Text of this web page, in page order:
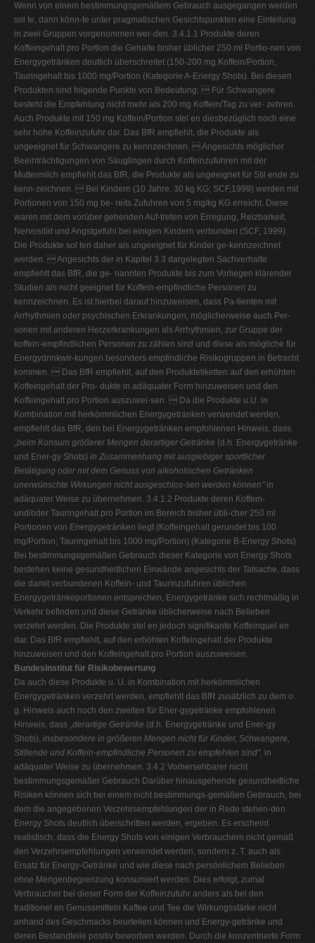
Wenn von einem bestimmungsgemäßem Gebrauch ausgegangen werden
sol te, dann könn-te unter pragmatischen Gesichtspunkten eine Einteilung
in zwei Gruppen vorgenommen wer-den. 3.4.1.1 Produkte deren
Koffeingehalt pro Portion die Gehalte bisher üblicher 250 ml Portio-nen von
Energygetränken deutlich überschreitet (150-200 mg Koffein/Portion,
Tauringehalt bis 1000 mg/Portion (Kategorie A-Energy Shots). Bei diesen
Produkten sind folgende Punkte von Bedeutung:  Für Schwangere
besteht die Empfehlung nicht mehr als 200 mg Koffein/Tag zu ver- zehren.
Auch Produkte mit 150 mg Koffein/Portion stel en diesbezüglich noch eine
sehr hohe Koffeinzufuhr dar. Das BfR empfiehlt, die Produkte als
ungeeignet für Schwangere zu kennzeichnen.  Angesichts möglicher
Beeinträchtigungen von Säuglingen durch Koffeinzufuhren mit der
Muttermilch empfiehlt das BfR, die Produkte als ungeeignet für Stil ende zu
kenn-zeichnen.  Bei Kindern (10 Jahre, 30 kg KG; SCF,1999) werden mit
Portionen von 150 mg be- reits Zufuhren von 5 mg/kg KG erreicht. Diese
waren mit dem vorüber gehenden Auf-treten von Erregung, Reizbarkeit,
Nervosität und Angstgefühl bei einigen Kindern verbunden (SCF, 1999).
Die Produkte sol ten daher als ungeeignet für Kinder ge-kennzeichnet
werden.  Angesichts der in Kapitel 3.3 dargelegten Sachverhalte
empfiehlt das BfR, die ge- nannten Produkte bis zum Vorliegen klärender
Studien als nicht geeignet für Koffein-empfindliche Personen zu
kennzeichnen. Es ist hierbei darauf hinzuweisen, dass Pa-tienten mit
Arrhythmien oder psychischen Erkrankungen, möglicherweise auch Per-
sonen mit anderen Herzerkrankungen als Arrhythmien, zur Gruppe der
koffein-empfindlichen Personen zu zählen sind und diese als mögliche für
Energydrinkwir-kungen besonders empfindliche Risikogruppen in Betracht
kommen.  Das BfR empfiehlt, auf den Produktetiketten auf den erhöhten
Koffeingehalt der Pro- dukte in adäquater Form hinzuweisen und den
Koffeingehalt pro Portion auszuwei-sen.  Da die Produkte u.U. in
Kombination mit herkömmlichen Energygetränken verwendet werden,
empfiehlt das BfR, den bei Energygetränken empfohlenen Hinweis, dass
„beim Konsum größerer Mengen derartiger Getränke (d.h. Energygetränke
und Ener-gy Shots) in Zusammenhang mit ausgiebiger sportlicher
Betätigung oder mit dem Genuss von alkoholischen Getränken
unerwünschte Wirkungen nicht ausgeschlos-sen werden können"in
adäquater Weise zu übernehmen. 3.4.1.2 Produkte deren Koffein-
und/oder Tauringehalt pro Portion im Bereich bisher übli-cher 250 ml
Portionen von Energygetränken liegt (Koffeingehalt gerundet bis 100
mg/Portion; Tauringehalt bis 1000 mg/Portion) (Kategorie B-Energy Shots)
Bei bestimmungsgemäßen Gebrauch dieser Kategorie von Energy Shots
bestehen keine gesundheitlichen Einwände angesichts der Tatsache, dass
die damit verbundenen Koffein- und Taurinzufuhren üblichen
Energygetränkeportionen entsprechen, Energygetränke sich rechtmäßig in
Verkehr befinden und diese Getränke üblicherweise nach Belieben
verzehrt werden. Die Produkte stel en jedoch signifikante Koffeinquel en
dar. Das BfR empfiehlt, auf den erhöhten Koffeingehalt der Produkte
hinzuweisen und den Koffeingehalt pro Portion auszuweisen.
Bundesinstitut für Risikobewertung
Da auch diese Produkte u. U. in Kombination mit herkömmlichen
Energygetränken verzehrt werden, empfiehlt das BfR zusätzlich zu dem o.
g. Hinweis auch noch den zweiten für Ener-gygetränke empfohlenen
Hinweis, dass „derartige Getränke (d.h. Energygetränke und Ener-gy
Shots), insbesondere in größeren Mengen nicht für Kinder, Schwangere,
Stillende und Koffein-empfindliche Personen zu empfehlen sind", in
adäquater Weise zu übernehmen. 3.4.2 Vorhersehbarer nicht
bestimmungsgemäßer Gebrauch Darüber hinausgehende gesundheitliche
Risiken können sich bei einem nicht bestimmungs-gemäßen Gebrauch, bei
dem die angegebenen Verzehrsempfehlungen der in Rede stehen-den
Energy Shots deutlich überschritten werden, ergeben. Es erscheint
realistisch, dass die Energy Shots von einigen Verbrauchern nicht gemäß
den Verzehrsempfehlungen verwendet werden, sondern z. T. auch als
Ersatz für Energy-Getränke und wie diese nach persönlichem Belieben
ohne Mengenbegrenzung konsumiert werden. Dies erfolgt, zumal
Verbraucher bei dieser Form der Koffeinzufuhr anders als bei den
traditionel en Genussmitteln Kaffee und Tee die Wirkungsstärke nicht
anhand des Geschmacks beurteilen können und Energy-getränke und
deren Bestandteile positiv beworben werden. Durch die konzentrierte Form